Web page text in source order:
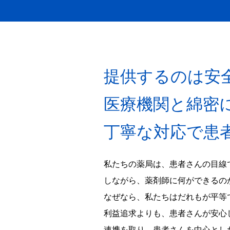
提供するのは安
医療機関と綿密
丁寧な対応で患
私たちの薬局は、患者さんの目
しながら、薬剤師に何ができる
なぜなら、私たちはだれもが平
利益追求よりも、患者さんが安